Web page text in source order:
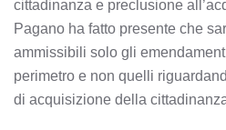
cittadinanza e preclusione
Pagano ha fatto presente che
ammissibili solo gli
perimetro e non quelli
di acquisizione della